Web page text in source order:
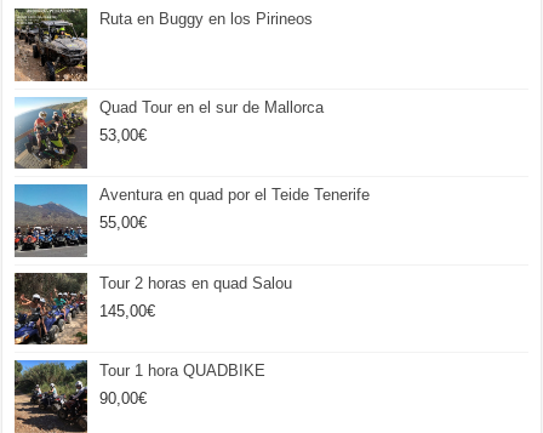
Ruta en Buggy en los Pirineos
Quad Tour en el sur de Mallorca
53,00€
Aventura en quad por el Teide Tenerife
55,00€
Tour 2 horas en quad Salou
145,00€
Tour 1 hora QUADBIKE
90,00€